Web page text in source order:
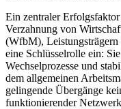
Ein zentraler
Verzahnung von
(WfbM), Leistungsträgern
eine Schlüsselrolle ein:
Wechselprozesse und
dem allgemeinen
gelingende Übergänge
funktionierender